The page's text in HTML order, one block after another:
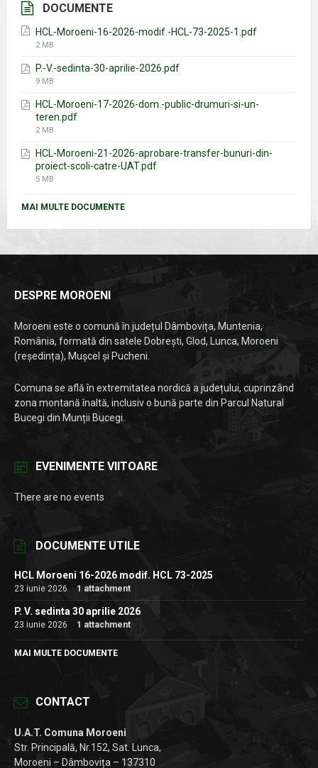
DOCUMENTE
HCL-Moroeni-16-2026-modif.-HCL-73-2025-1.pdf
File
2 MB
P.-V.-sedinta-30-aprilie-2026.pdf
File
9 MB
HCL-Moroeni-17-2026-dom.-public-drumuri-si-un-
teren.pdf
File
2 MB
HCL-Moroeni-21-2026-aprobare-transfer-bunuri-din-
proiect-scoli-catre-UAT.pdf
File
5 MB
MAI MULTE DOCUMENTE
DESPRE MOROENI
Moroeni este o comună în județul Dâmbovița, Muntenia,
România, formată din satele Dobrești, Glod, Lunca, Moroeni
(reședința), Mușcel și Pucheni.
Comuna se află în extremitatea nordică a județului, cuprinzând
zona montană înaltă, inclusiv o bună parte din Parcul Natural
Bucegi din Munții Bucegi.
EVENIMENTE VIITOARE
There are no events
DOCUMENTE UTILE
HCL Moroeni 16-2026 modif. HCL 73-2025
23 iunie 2026 1 attachment
P. V. sedinta 30 aprilie 2026
23 iunie 2026 1 attachment
MAI MULTE DOCUMENTE
CONTACT
U.A.T. Comuna Moroeni
Str. Principală, Nr.152, Sat. Lunca,
Moroeni – Dâmbovița – 137310